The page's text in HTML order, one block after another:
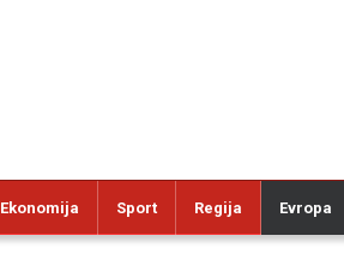
Ekonomija Sport Regija Evropa